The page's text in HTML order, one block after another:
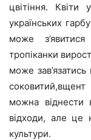
цвітіння. Квіти
українських
може
тропіканки
може
можна віднести
відходи, але це
культури.